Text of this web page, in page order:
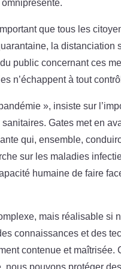
que tous les
la distanciation
public concernant ces
n’échappent à tout
», insiste sur
Gates met en
qui, ensemble,
sur les maladies
humaine de faire
mais réalisable si
connaissances et des
contenue et maîtrisée.
nous pouvons protéger